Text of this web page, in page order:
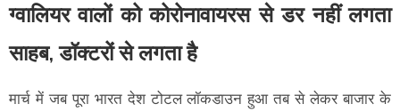
ग्वालियर वालों को कोरोनावायरस से डर नहीं लगता
साहब, डॉक्टरों से लगता है
मार्च में जब पूरा भारत देश टोटल लॉकडाउन हुआ तब से लेकर बाजार के